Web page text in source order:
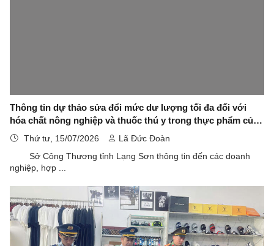
Thông tin dự thảo sửa đổi mức dư lượng tối đa đối với
hóa chất nông nghiệp và thuốc thú y trong thực phẩm của
Ô-xtrây-li-a
Thứ tư, 15/07/2026
Lã Đức Đoàn
Sở Công Thương tỉnh Lạng Sơn thông tin đến các doanh
nghiệp, hợp ...